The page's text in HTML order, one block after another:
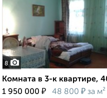
8
Комната в 3-к квартире,
1 950 000 ₽ 48 800 ₽ за м²